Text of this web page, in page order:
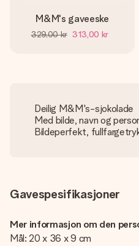
M&M's gaveeske
329,00 kr 313,00 kr
Deilig M&M's-sjokolade
Med bilde, navn og
Bildeperfekt,
Gavespesifikasjoner
Mer informasjon om den
Mål: 20 x 36 x 9 cm